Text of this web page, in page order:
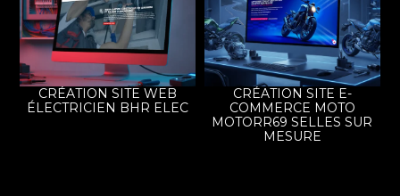
CRÉATION SITE WEB
ÉLECTRICIEN BHR ELEC
CRÉATION SITE E-
COMMERCE MOTO
MOTORR69 SELLES SUR
MESURE